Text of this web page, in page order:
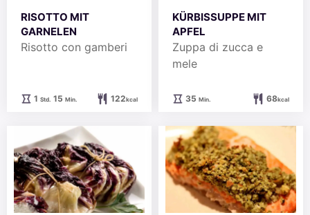
RISOTTO MIT
GARNELEN
Risotto con gamberi
1Stunde
Std. 15Minuten
Min. 122kcal
KÜRBISSUPPE MIT
APFEL
Zuppa di zucca e
mele
35Minuten
Min. 68kcal